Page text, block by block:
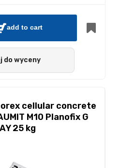
add to cart
do wyceny
cellular concrete
M10 Planofix G
25 kg